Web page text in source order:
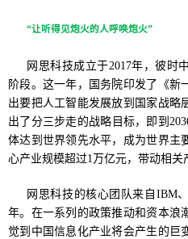
“让听得见炮火的人呼唤炮火”
网思科技成立于2017年，彼时
阶段。这一年，国务院印发了《新
出要把人工智能发展放到国家战略
出了分三步走的战略目标，即到
体达到世界领先水平，成为世界主
心产业规模超过1万亿元，带动相关
网思科技的核心团队来自IBM
年。在一系列的政策推动和资本浪
觉到中国信息化产业将会产生的巨